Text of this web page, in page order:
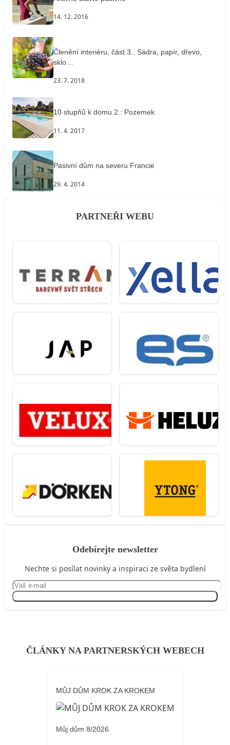
14. 12. 2016
Členění interiéru, část 3.: Sádra, papír, dřevo,
sklo…
23. 7. 2018
10 stupňů k domu 2.: Pozemek
11. 4. 2017
Pasivní dům na severu Francie
29. 4. 2014
PARTNEŘI WEBU
Odebírejte newsletter
Nechte si posílat novinky a inspiraci ze světa bydlení
ČLÁNKY NA PARTNERSKÝCH WEBECH
MŮJ DŮM KROK ZA KROKEM
Můj dům 8/2026